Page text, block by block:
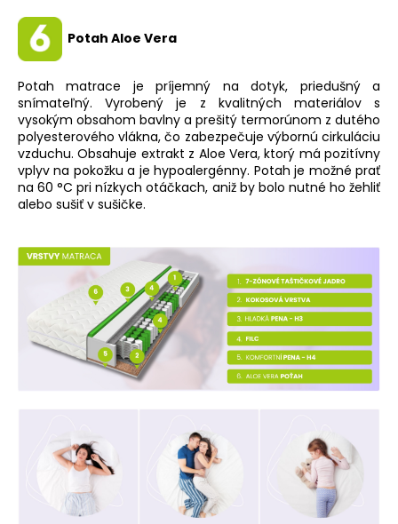
Potah Aloe Vera
Potah matrace je príjemný na dotyk, priedušný a
snímateľný. Vyrobený je z kvalitných materiálov s
vysokým obsahom bavlny a prešitý termorúnom z dutého
polyesterového vlákna, čo zabezpečuje výbornú cirkuláciu
vzduchu. Obsahuje extrakt z Aloe Vera, ktorý má pozitívny
vplyv na pokožku a je hypoalergénny. Potah je možné prať
na 60 °C pri nízkych otáčkach, aniž by bolo nutné ho žehliť
alebo sušiť v sušičke.